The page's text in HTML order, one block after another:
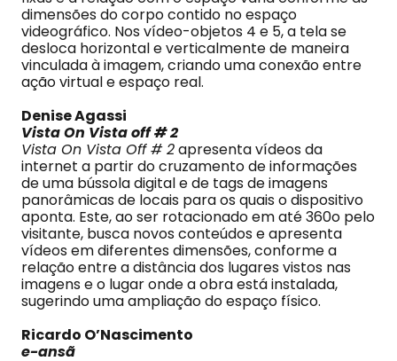
dimensões do corpo contido no espaço
videográfico. Nos vídeo-objetos 4 e 5, a tela se
desloca horizontal e verticalmente de maneira
vinculada à imagem, criando uma conexão entre
ação virtual e espaço real.
Denise Agassi
Vista On Vista off # 2
Vista On Vista Off # 2apresenta vídeos da
internet a partir do cruzamento de informações
de uma bússola digital e de tags de imagens
panorâmicas de locais para os quais o dispositivo
aponta. Este, ao ser rotacionado em até 360o pelo
visitante, busca novos conteúdos e apresenta
vídeos em diferentes dimensões, conforme a
relação entre a distância dos lugares vistos nas
imagens e o lugar onde a obra está instalada,
sugerindo uma ampliação do espaço físico.
Ricardo O’Nascimento
e-ansã